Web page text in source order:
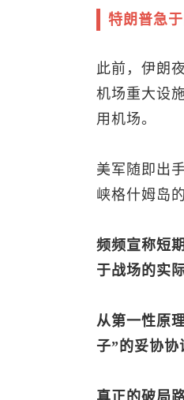
特朗普急
此前，伊朗
机场重大设
用机场。
美军随即出
峡格什姆岛
频频宣称短
于战场的实
从第一性原
子”的妥协协
真正的破局